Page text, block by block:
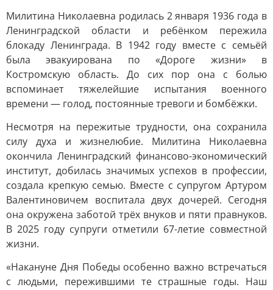
Милитина Николаевна родилась 2 января 1936 года в
Ленинградской области и ребёнком пережила
блокаду Ленинграда. В 1942 году вместе с семьёй
была эвакуирована по «Дороге жизни» в
Костромскую область. До сих пор она с болью
вспоминает тяжелейшие испытания военного
времени — голод, постоянные тревоги и бомбёжки.
Несмотря на пережитые трудности, она сохранила
силу духа и жизнелюбие. Милитина Николаевна
окончила Ленинградский финансово-экономический
институт, добилась значимых успехов в профессии,
создала крепкую семью. Вместе с супругом Артуром
Валентиновичем воспитала двух дочерей. Сегодня
она окружена заботой трёх внуков и пяти правнуков.
В 2025 году супруги отметили 67-летие совместной
жизни.
«Накануне Дня Победы особенно важно встречаться
с людьми, пережившими те страшные годы. Наш